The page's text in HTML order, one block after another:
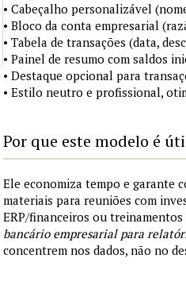
• Cabeçalho personalizável
• Bloco da conta empresarial
• Tabela de transações (data,
• Painel de resumo com saldos
• Destaque opcional para
• Estilo neutro e profissional,
Por que este modelo é
Ele economiza tempo e garante
materiais para reuniões com
ERP/financeiros ou
bancário empresarial para
concentrem nos dados, não no